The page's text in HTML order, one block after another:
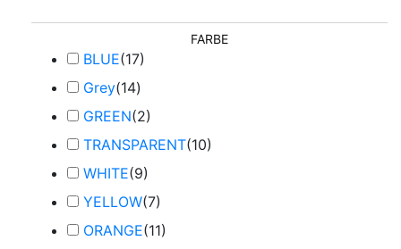
FARBE
BLUE(17)
Grey(14)
GREEN(2)
TRANSPARENT(10)
WHITE(9)
YELLOW(7)
ORANGE(11)